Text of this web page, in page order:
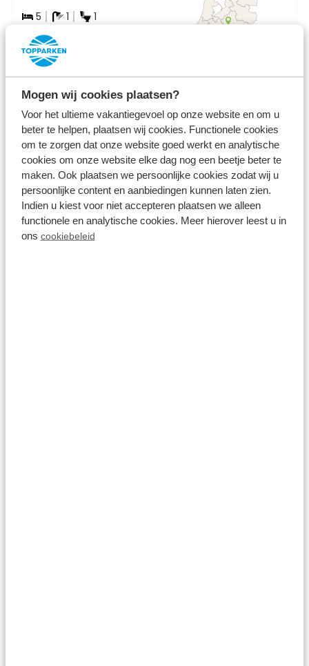
Mogen wij cookies plaatsen?
Voor het ultieme vakantiegevoel op onze website en om u
beter te helpen, plaatsen wij cookies. Functionele cookies
om te zorgen dat onze website goed werkt en analytische
cookies om onze website elke dag nog een beetje beter te
maken. Ook plaatsen we persoonlijke cookies zodat wij u
persoonlijke content en aanbiedingen kunnen laten zien.
Indien u kiest voor niet accepteren plaatsen we alleen
functionele en analytische cookies. Meer hierover leest u in
ons cookiebeleid
5 1 1
vr 14 augustus - ma 17 augustus
3 nachten 517
incl. toeslagen
voor 2 personen
Bekijken